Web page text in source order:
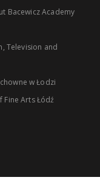
Bacewicz Academy
Television and
w Łodzi
Fine Arts Łódź